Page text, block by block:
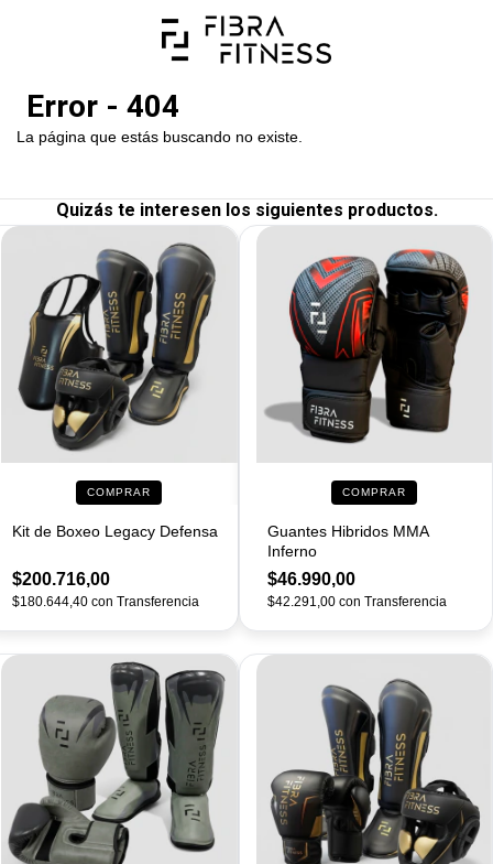
Error - 404
La página que estás buscando no existe.
Quizás te interesen los siguientes productos.
COMPRAR
Kit de Boxeo Legacy Defensa
$200.716,00
$180.644,40 con Transferencia
COMPRAR
Guantes Hibridos MMA
Inferno
$46.990,00
$42.291,00 con Transferencia